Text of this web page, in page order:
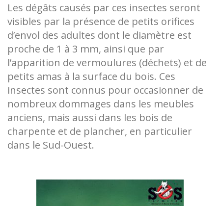
Les dégâts causés par ces insectes seront
visibles par la présence de petits orifices
d’envol des adultes dont le diamètre est
proche de 1 à 3 mm, ainsi que par
l’apparition de vermoulures (déchets) et de
petits amas à la surface du bois. Ces
insectes sont connus pour occasionner de
nombreux dommages dans les meubles
anciens, mais aussi dans les bois de
charpente et de plancher, en particulier
dans le Sud-Ouest.